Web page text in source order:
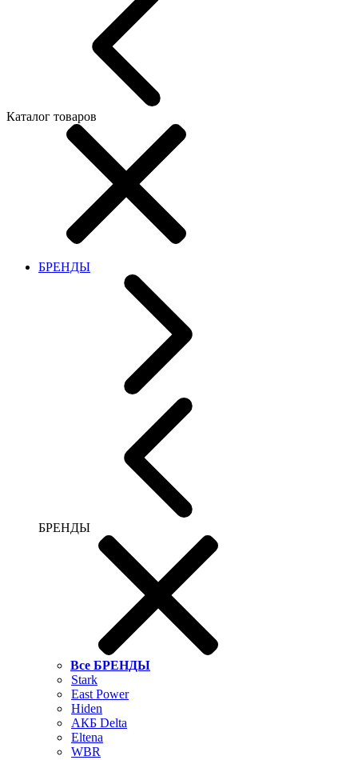
Каталог товаров
БРЕНДЫ
БРЕНДЫ
Все БРЕНДЫ
Stark
East Power
Hiden
АКБ Delta
Eltena
WBR